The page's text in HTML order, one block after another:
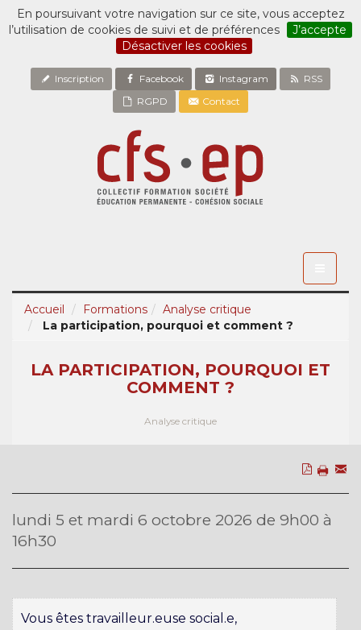
En poursuivant votre navigation sur ce site, vous acceptez
l’utilisation de cookies de suivi et de préférences
J’accepte
Désactiver les cookies
Inscription Facebook Instagram
RSS
RGPD
Contact
Accueil
Formations
Analyse critique
La participation, pourquoi et comment ?
LA PARTICIPATION, POURQUOI ET
COMMENT ?
Analyse critique
lundi 5 et mardi 6 octobre 2026 de 9h00 à
16h30
Vous êtes travailleur.euse social.e,